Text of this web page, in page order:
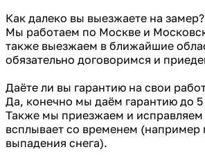
Как далеко вы выезжаете на замер?
Мы работаем по Москве и
также выезжаем в ближайшие
обязательно договоримся и
Даёте ли вы гарантию на свои
Да, конечно мы даём гарантию до 5
Также мы приезжаем и исправляем
всплывает со временем (например
выпадения снега).